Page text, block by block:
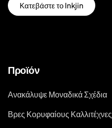
Κατεβάστε το Inkjin
Προϊόν
Ανακάλυψε Μοναδικά Σχέδια
Βρες Κορυφαίους Καλλιτέχνες